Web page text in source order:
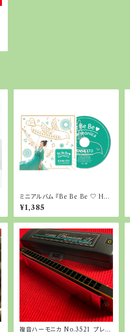
ミニアルバム 『Be Be Be ♡ Har
monica』
¥1,385
複音ハーモニカ No.3521 プレミ